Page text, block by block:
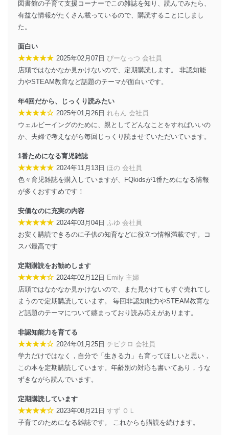
その他の規範を遵守します。また、当社の管理の仕組み
に、これらの法令及びその他の規範を常に適合させま
個人情報の安全管理措置
当社は、個人情報の正確性及び安全性を確保するため
に、下記セキュリティ対策をはじめとする安全対策を実
施し、個人情報の漏えい、滅失またはき損の防止及び是
アクセス制御
個人データを取り扱うことのできる機器及び当該
機器を取り扱う従業者を明確化し、 個人データへ
の不要なアクセスを防止しています。
アクセス者の識別と認証
機器に標準装備されているユーザー制御機能（ユ
ーザーアカウント制御）により、個人情報データ
ベース等を取り扱う情報システムを使用する従業
者を識別・認証しています。
外部からの不正アクセス等の防止
個人データを取り扱う機器等のオペレーティング
システムを最新の状態に保持しています。
ソフトウェア等を導入し、自動更新 機能等の活用
により、これを最新状態としています。
情報システムの使用に伴う漏洩等の防止
メール等により個人データの含まれるファイルを
送信する場合に、当該ファイルへのパスワードを
設定しています。
個人情報保護マネジメントシステムの継続的改善
当社は、内部監査及びマネジメントレビューの機会を通
じて、個人情報保護マネジメントシステムを継続的に改
善し、常に最良の状態を維持します。
苦情及び相談受付け窓口
貴殿の個人情報及び当社の個人情報保護マネジメントシ
ステムに関するご相談及び苦情については以下までご連
絡ください。
図書館の子育て支援コーナーでこの雑誌を知り、読んでみたら、
有益な情報がたくさん載っているので、購読することにしまし
た。
面白い
★★★★★ 2025年02月07日 ぴーなっつ 会社員
店頭ではなかなか見かけないので、定期購読します。 非認知能
力やSTEAM教育など話題のテーマが面白いです。
年4回だから、じっくり読みたい
★★★★☆ 2025年01月26日 れもん 会社員
ウェルビーイングのために、親としてどんなことをすればいいの
か、夫婦で考えながら毎回じっくり読ませていただいています。
1番ためになる育児雑誌
★★★★★ 2024年11月13日 ほの 会社員
色々育児雑誌を購入していますが、FQkidsが1番ためになる情報
が多くおすすめです！
安価なのに充実の内容
★★★★★ 2024年03月04日 ふゆ 会社員
お安く購読できるのに子供の知育などに役立つ情報満載です。コ
スパ最高です
定期購読をお勧めします
★★★★☆ 2024年02月12日 Emily 主婦
店頭ではなかなか見かけないので、また見かけてもすぐ売れてし
まうので定期購読しています。 毎回非認知能力やSTEAM教育な
ど話題のテーマについて纏まっており読み応えがあります。
非認知能力を育てる
★★★★☆ 2024年01月25日 チビクロ 会社員
学力だけではなく，自分で「生きる力」も育ってほしいと思い，
この本を定期購読しています。年齢別の対応も書いてあり，うな
ずきながら読んでいます。
定期購読しています
★★★★☆ 2023年08月21日 すず ＯＬ
子育てのためになる雑誌です。 これからも購読を続けます。